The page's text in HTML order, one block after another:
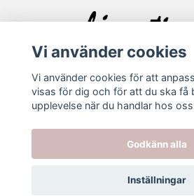
Bolagsinfo
Köpvillkor
Vi använder cookies
Vi använder cookies för att
visas för dig och för att du ska få
upplevelse när du handlar hos
Godkänn alla
Inställningar